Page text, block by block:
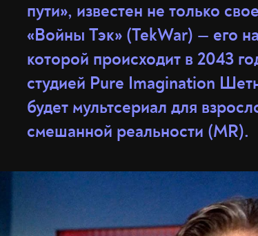
пути», известен не только
«Войны Тэк» (TekWar) — его
которой происходит в 2043
студией Pure Imagination
будет мультсериал для
смешанной реальности (MR).